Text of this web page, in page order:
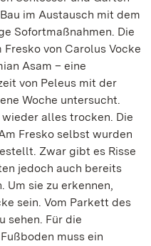
im Austausch mit dem
Sofortmaßnahmen. Die
von Carolus Vocke
Asam – eine
von Peleus mit der
Woche untersucht.
alles trocken. Die
Fresko selbst wurden
Zwar gibt es Risse
jedoch auch bereits
Um sie zu erkennen,
sein. Vom Parkett des
sehen. Für die
muss ein